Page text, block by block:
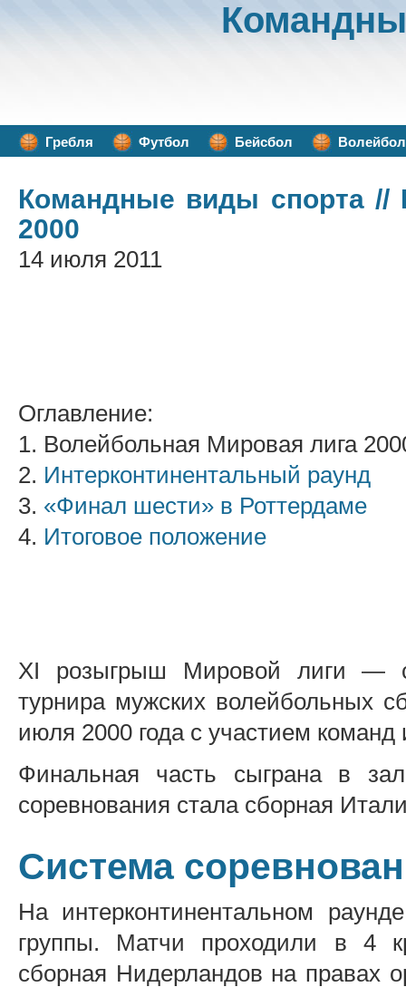
Гребля Футбол Бейсбол Волейбол
Командные виды спорта//
2000
14 июля 2011
Оглавление:
1. Волейбольная Мировая лига
2. Интерконтинентальный раунд
3. «Финал шести» в Роттердаме
4. Итоговое положение
XI розыгрыш Мировой лиги —
турнира мужских волейбольных
июля 2000 года с участием команд
Финальная часть сыграна в
соревнования стала сборная
Система
На интерконтинентальном
группы. Матчи проходили в 4
сборная Нидерландов на правах